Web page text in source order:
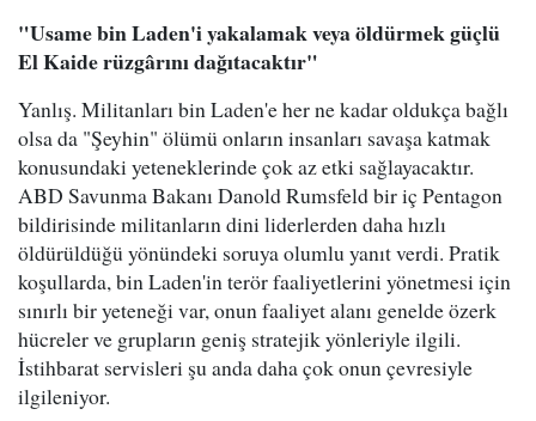
"Usame bin Laden'i yakalamak veya öldürmek güçlü
El Kaide rüzgârını dağıtacaktır"
Yanlış. Militanları bin Laden'e her ne kadar oldukça bağlı
olsa da "Şeyhin" ölümü onların insanları savaşa katmak
konusundaki yeteneklerinde çok az etki sağlayacaktır.
ABD Savunma Bakanı Danold Rumsfeld bir iç Pentagon
bildirisinde militanların dini liderlerden daha hızlı
öldürüldüğü yönündeki soruya olumlu yanıt verdi. Pratik
koşullarda, bin Laden'in terör faaliyetlerini yönetmesi için
sınırlı bir yeteneği var, onun faaliyet alanı genelde özerk
hücreler ve grupların geniş stratejik yönleriyle ilgili.
İstihbarat servisleri şu anda daha çok onun çevresiyle
ilgileniyor.